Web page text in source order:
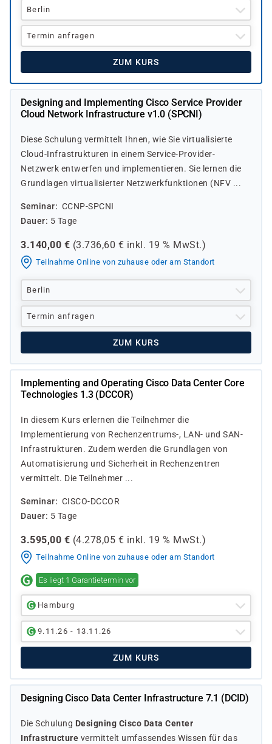
Berlin
Termin anfragen
ZUM KURS
Designing and Implementing Cisco Service Provider
Cloud Network Infrastructure v1.0 (SPCNI)
Diese Schulung vermittelt Ihnen, wie Sie virtualisierte
Cloud-Infrastrukturen in einem Service-Provider-
Netzwerk entwerfen und implementieren. Sie lernen die
Grundlagen virtualisierter Netzwerkfunktionen (NFV ...
Seminar
CCNP-SPCNI
Dauer
5 Tage
3.140,00 € (3.736,60 € inkl. 19 % MwSt.)
Teilnahme Online von zuhause oder am Standort
Berlin
Termin anfragen
ZUM KURS
Implementing and Operating Cisco Data Center Core
Technologies 1.3 (DCCOR)
In diesem Kurs erlernen die Teilnehmer die
Implementierung von Rechenzentrums-, LAN- und SAN-
Infrastrukturen. Zudem werden die Grundlagen von
Automatisierung und Sicherheit in Rechenzentren
vermittelt. Die Teilnehmer ...
Seminar
CISCO-DCCOR
Dauer
5 Tage
3.595,00 € (4.278,05 € inkl. 19 % MwSt.)
Teilnahme Online von zuhause oder am Standort
Es liegt 1 Garantietermin vor
Hamburg
9.11.26 - 13.11.26
ZUM KURS
Designing Cisco Data Center Infrastructure 7.1 (DCID)
Die Schulung Designing Cisco Data Center
Infrastructure vermittelt umfassendes Wissen für das